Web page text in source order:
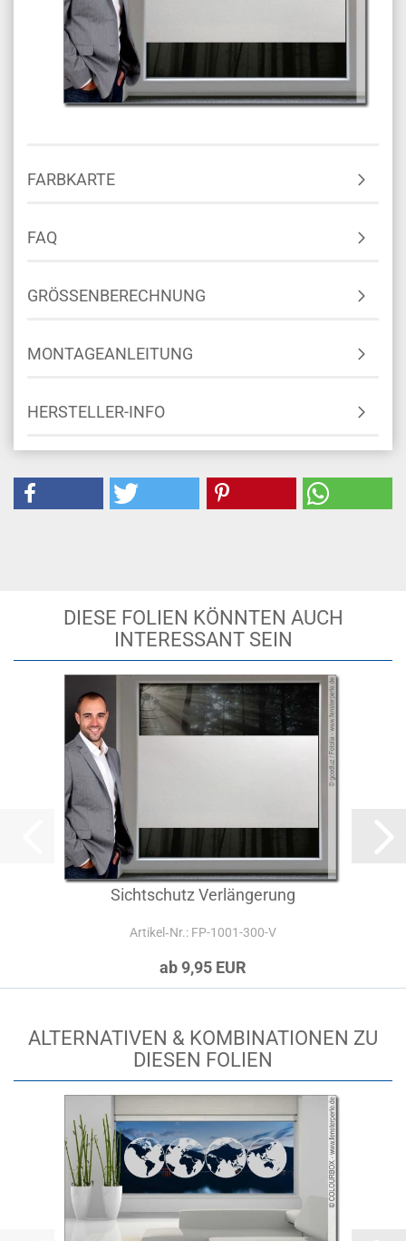
FARBKARTE
FAQ
GRÖSSENBERECHNUNG
MONTAGEANLEITUNG
HERSTELLER-INFO
DIESE FOLIEN KÖNNTEN AUCH
INTERESSANT SEIN
Sichtschutz Verlängerung
Artikel‑Nr.: FP-1001-300-V
ab 9,95 EUR
ALTERNATIVEN & KOMBINATIONEN ZU
DIESEN FOLIEN